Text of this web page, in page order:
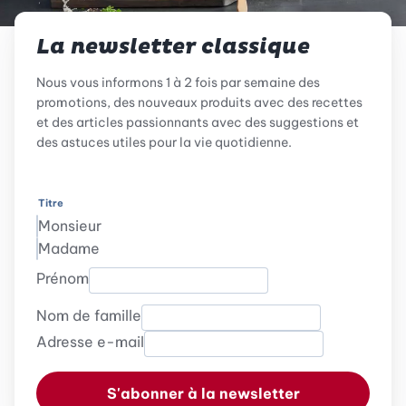
La newsletter classique
Nous vous informons 1 à 2 fois par semaine des
promotions, des nouveaux produits avec des recettes
et des articles passionnants avec des suggestions et
des astuces utiles pour la vie quotidienne.
Titre
Monsieur
Madame
Prénom
Nom de famille
Adresse e-mail
S'abonner à la newsletter